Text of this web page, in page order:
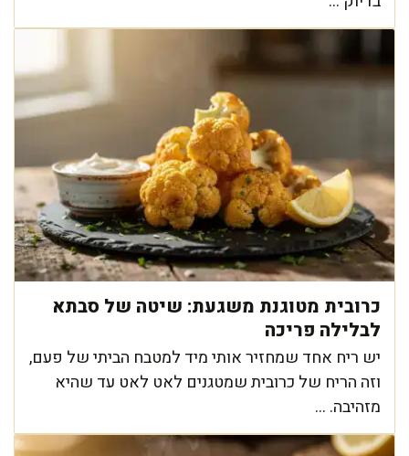
כרובית מטוגנת משגעת: שיטה של סבתא
לבלילה פריכה
יש ריח אחד שמחזיר אותי מיד למטבח הביתי של פעם,
וזה הריח של כרובית שמטגנים לאט לאט עד שהיא
מזהיבה. ...